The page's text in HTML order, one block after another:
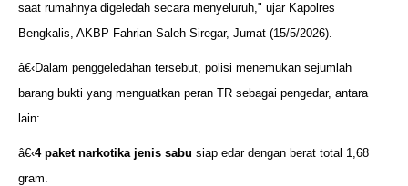
saat rumahnya digeledah secara menyeluruh," ujar Kapolres
Bengkalis, AKBP Fahrian Saleh Siregar, Jumat (15/5/2026).
â€‹Dalam penggeledahan tersebut, polisi menemukan sejumlah
barang bukti yang menguatkan peran TR sebagai pengedar, antara
lain:
â€‹4 paket narkotika jenis sabu siap edar dengan berat total 1,68
gram.